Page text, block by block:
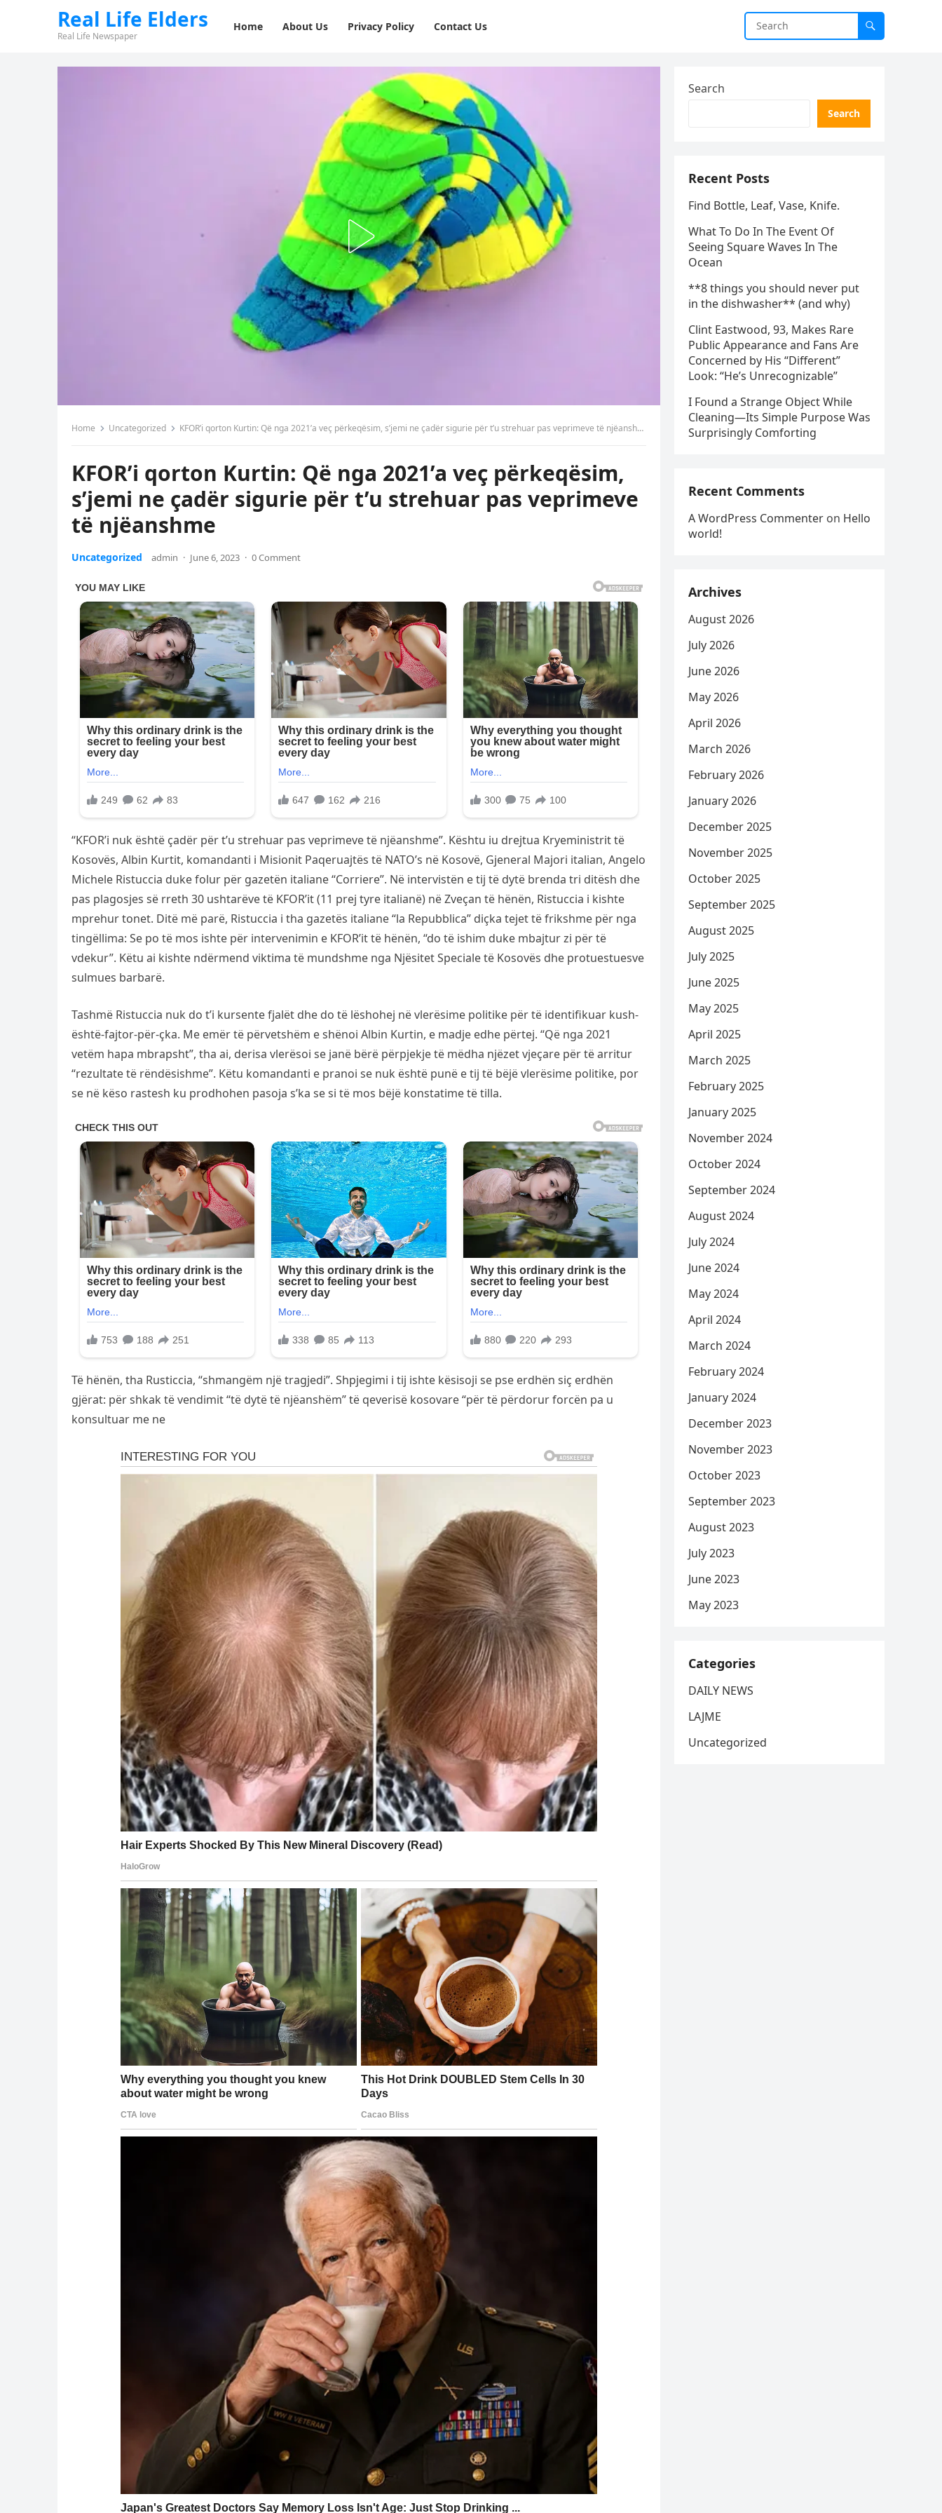
Real Life Elders
Real Life Newspaper
Home About Us Privacy Policy ⁠Contact Us
Home Uncategorized KFOR’i qorton Kurtin: Që nga 2021’a veç përkeqësim, s’jemi ne çadër sigurie për t’u strehuar pas veprimeve të njëanshme
KFOR’i qorton Kurtin: Që nga 2021’a veç përkeqësim,
s’jemi ne çadër sigurie për t’u strehuar pas veprimeve
të njëanshme
Uncategorized admin · June 6, 2023 · 0 Comment
“KFOR’i nuk është çadër për t’u strehuar pas veprimeve të njëanshme”. Kështu iu drejtua Kryeministrit të
Kosovës, Albin Kurtit, komandanti i Misionit Paqeruajtës të NATO’s në Kosovë, Gjeneral Majori italian, Angelo
Michele Ristuccia duke folur për gazetën italiane “Corriere”. Në intervistën e tij të dytë brenda tri ditësh dhe
pas plagosjes së rreth 30 ushtarëve të KFOR’it (11 prej tyre italianë) në Zveçan të hënën, Ristuccia i kishte
mprehur tonet. Ditë më parë, Ristuccia i tha gazetës italiane “la Repubblica” diçka tejet të frikshme për nga
tingëllima: Se po të mos ishte për intervenimin e KFOR’it të hënën, “do të ishim duke mbajtur zi për të
vdekur”. Këtu ai kishte ndërmend viktima të mundshme nga Njësitet Speciale të Kosovës dhe protuestuesve
sulmues barbarë.
Tashmë Ristuccia nuk do t’i kursente fjalët dhe do të lëshohej në vlerësime politike për të identifikuar kush-
është-fajtor-për-çka. Me emër të përvetshëm e shënoi Albin Kurtin, e madje edhe përtej. “Që nga 2021
vetëm hapa mbrapsht”, tha ai, derisa vlerësoi se janë bërë përpjekje të mëdha njëzet vjeçare për të arritur
“rezultate të rëndësishme”. Këtu komandanti e pranoi se nuk është punë e tij të bëjë vlerësime politike, por
se në këso rastesh ku prodhohen pasoja s’ka se si të mos bëjë konstatime të tilla.
Të hënën, tha Rusticcia, “shmangëm një tragjedi”. Shpjegimi i tij ishte kësisoji se pse erdhën siç erdhën
gjërat: për shkak të vendimit “të dytë të njëanshëm” të qeverisë kosovare “për të përdorur forcën pa u
konsultuar me ne
Search
Search
Recent Posts
Find Bottle, Leaf, Vase, Knife.
What To Do In The Event Of
Seeing Square Waves In The
Ocean
**8 things you should never put
in the dishwasher** (and why)
Clint Eastwood, 93, Makes Rare
Public Appearance and Fans Are
Concerned by His “Different”
Look: “He’s Unrecognizable”
I Found a Strange Object While
Cleaning—Its Simple Purpose Was
Surprisingly Comforting
Recent Comments
A WordPress Commenter on Hello
world!
Archives
August 2026
July 2026
June 2026
May 2026
April 2026
March 2026
February 2026
January 2026
December 2025
November 2025
October 2025
September 2025
August 2025
July 2025
June 2025
May 2025
April 2025
March 2025
February 2025
January 2025
November 2024
October 2024
September 2024
August 2024
July 2024
June 2024
May 2024
April 2024
March 2024
February 2024
January 2024
December 2023
November 2023
October 2023
September 2023
August 2023
July 2023
June 2023
May 2023
Categories
DAILY NEWS
LAJME
Uncategorized